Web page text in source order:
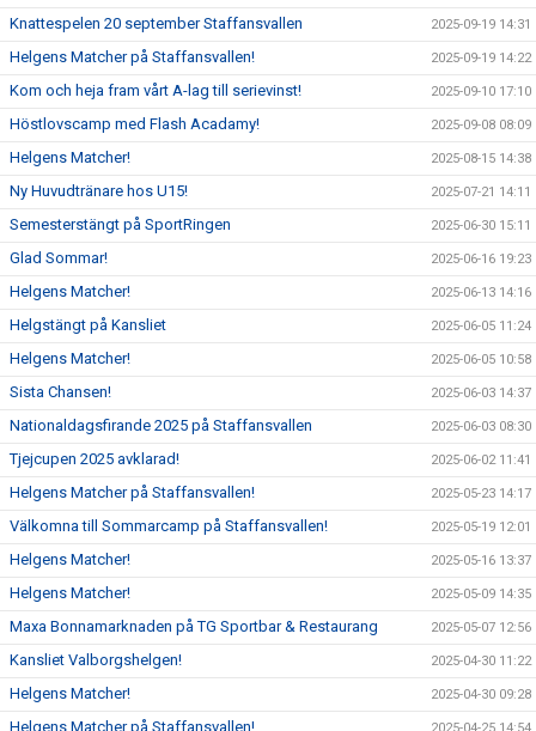
Knattespelen 20 september Staffansvallen 2025-09-19 14:31
Helgens Matcher på Staffansvallen! 2025-09-19 14:22
Kom och heja fram vårt A-lag till serievinst! 2025-09-10 17:10
Höstlovscamp med Flash Acadamy! 2025-09-08 08:09
Helgens Matcher! 2025-08-15 14:38
Ny Huvudtränare hos U15! 2025-07-21 14:11
Semesterstängt på SportRingen 2025-06-30 15:11
Glad Sommar! 2025-06-16 19:23
Helgens Matcher! 2025-06-13 14:16
Helgstängt på Kansliet 2025-06-05 11:24
Helgens Matcher! 2025-06-05 10:58
Sista Chansen! 2025-06-03 14:37
Nationaldagsfirande 2025 på Staffansvallen 2025-06-03 08:30
Tjejcupen 2025 avklarad! 2025-06-02 11:41
Helgens Matcher på Staffansvallen! 2025-05-23 14:17
Välkomna till Sommarcamp på Staffansvallen! 2025-05-19 12:01
Helgens Matcher! 2025-05-16 13:37
Helgens Matcher! 2025-05-09 14:35
Maxa Bonnamarknaden på TG Sportbar & Restaurang 2025-05-07 12:56
Kansliet Valborgshelgen! 2025-04-30 11:22
Helgens Matcher! 2025-04-30 09:28
Helgens Matcher på Staffansvallen!